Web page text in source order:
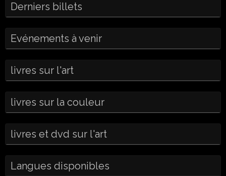
Derniers billets
Evénements à venir
livres sur l'art
livres sur la couleur
livres et dvd sur l'art
Langues disponibles